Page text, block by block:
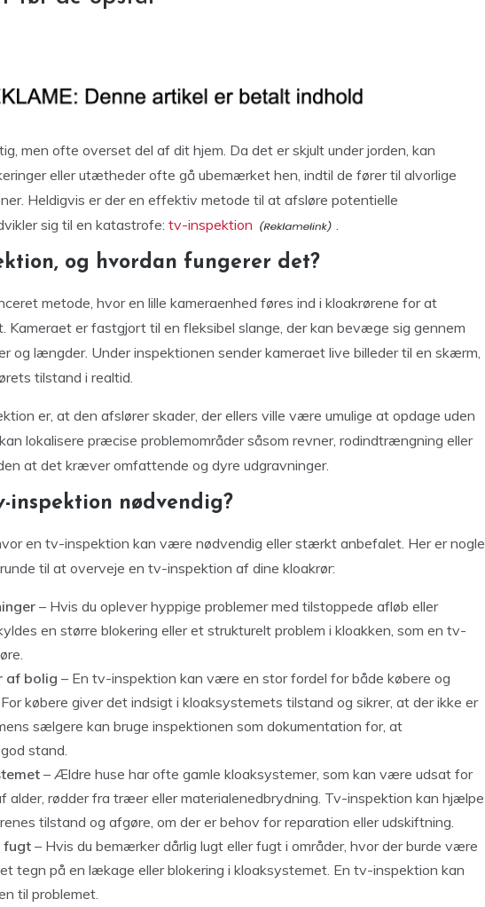
men ofte overset del af dit hjem. Da det er skjult under jorden, kan
eller utætheder ofte gå ubemærket hen, indtil de fører til alvorlige
Heldigvis er der en effektiv metode til at afsløre potentielle
sig til en katastrofe: tv-inspektion .
og hvordan fungerer det?
metode, hvor en lille kameraenhed føres ind i kloakrørene for at
Kameraet er fastgjort til en fleksibel slange, der kan bevæge sig gennem
og længder. Under inspektionen sender kameraet live billeder til en skærm,
tilstand i realtid.
er, at den afslører skader, der ellers ville være umulige at opdage uden
lokalisere præcise problemområder såsom revner, rodindtrængning eller
at det kræver omfattende og dyre udgravninger.
inspektion nødvendig?
en tv-inspektion kan være nødvendig eller stærkt anbefalet. Her er nogle
til at overveje en tv-inspektion af dine kloakrør:
– Hvis du oplever hyppige problemer med tilstoppede afløb eller
en større blokering eller et strukturelt problem i kloakken, som en tv-
af bolig – En tv-inspektion kan være en stor fordel for både købere og
købere giver det indsigt i kloaksystemets tilstand og sikrer, at der ikke er
sælgere kan bruge inspektionen som dokumentation for, at
stand.
– Ældre huse har ofte gamle kloaksystemer, som kan være udsat for
alder, rødder fra træer eller materialenedbrydning. Tv-inspektion kan hjælpe
tilstand og afgøre, om der er behov for reparation eller udskiftning.
fugt– Hvis du bemærker dårlig lugt eller fugt i områder, hvor der burde være
tegn på en lækage eller blokering i kloaksystemet. En tv-inspektion kan
til problemet.